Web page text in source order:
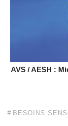
AVS / AESH :
BESOINS